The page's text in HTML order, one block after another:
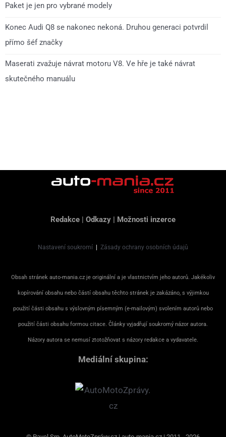
Paket je jen pro vybrané modely
Konec Audi Q8 se nakonec nekoná. Druhou generaci potvrdil
přímo šéf značky
Maserati zvažuje návrat motoru V8. Ve hře je také návrat
skutečného manuálu
Redakce | Odkazy | Možnosti inzerce
Nastavení soukromí Zásady ochrany osobních údajů
Obsah stránek auto-mania.cz je originální a je vlastnictvím jeho autorů. Jakékoliv
kopírování obsahu nebo částí obsahu těchto stránek je zakázáno, s výjimkou
použití části obsahu s výslovným písemným (e-mailovým) svolením autorů nebo
použití části obsahu formou citace. Články vyjadřují soukromý názor autora.
Názory autora se nemusí ztotožňovat s názory redakce a vydavatele.
Mediální skupina: